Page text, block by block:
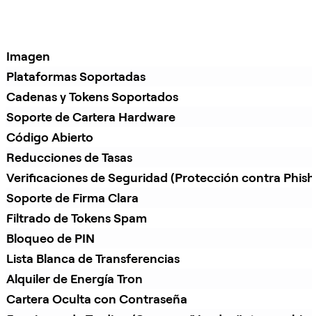
Imagen
Plataformas Soportadas
Cadenas y Tokens Soportados
Soporte de Cartera Hardware
Código Abierto
Reducciones de Tasas
Verificaciones de Seguridad (Protección contra
Soporte de Firma Clara
Filtrado de Tokens Spam
Bloqueo de PIN
Lista Blanca de Transferencias
Alquiler de Energía Tron
Cartera Oculta con Contraseña